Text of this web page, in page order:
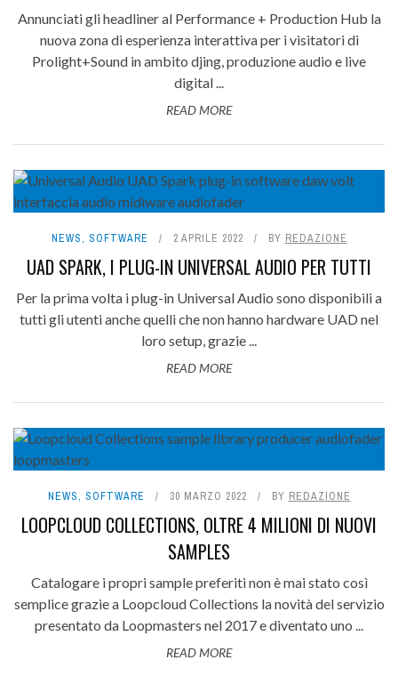
Annunciati gli headliner al Performance + Production Hub la
nuova zona di esperienza interattiva per i visitatori di
Prolight+Sound in ambito djing, produzione audio e live
digital ...
READ MORE
NEWS, SOFTWARE 2 APRILE 2022 BY REDAZIONE
UAD SPARK, I PLUG-IN UNIVERSAL AUDIO PER TUTTI
Per la prima volta i plug-in Universal Audio sono disponibili a
tutti gli utenti anche quelli che non hanno hardware UAD nel
loro setup, grazie ...
READ MORE
NEWS, SOFTWARE 30 MARZO 2022 BY REDAZIONE
LOOPCLOUD COLLECTIONS, OLTRE 4 MILIONI DI NUOVI
SAMPLES
Catalogare i propri sample preferiti non è mai stato così
semplice grazie a Loopcloud Collections la novità del servizio
presentato da Loopmasters nel 2017 e diventato uno ...
READ MORE